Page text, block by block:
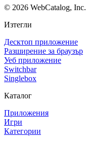
© 2026 WebCatalog, Inc.
Изтегли
Десктоп приложение
Разширение за браузър
Уеб приложение
Switchbar
Singlebox
Каталог
Приложения
Игри
Категории